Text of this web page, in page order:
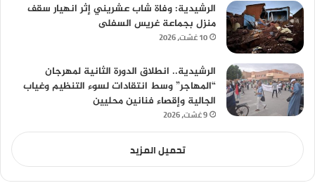
الرشيدية: وفاة شاب عشريني إثر انهيار سقف
منزل بجماعة غريس السفلى
10 غشت، 2026
الرشيدية.. انطلاق الدورة الثانية لمهرجان
“المهاجر” وسط انتقادات لسوء التنظيم وغياب
الجالية وإقصاء فنانين محليين
9 غشت، 2026
تحميل المزيد